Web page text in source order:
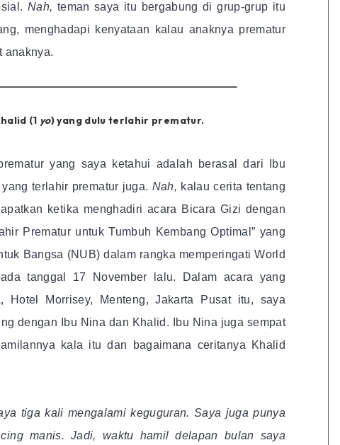
Nah, teman saya itu bergabung di grup-grup itu
menghadapi kenyataan kalau anaknya prematur
anaknya.
(1 yo) yang dulu terlahir prematur.
yang saya ketahui adalah berasal dari Ibu
yang terlahir prematur juga. Nah, kalau cerita tentang
ketika menghadiri acara Bicara Gizi dengan
Prematur untuk Tumbuh Kembang Optimal” yang
Bangsa (NUB) dalam rangka memperingati World
tanggal 17 November lalu. Dalam acara yang
Hotel Morrisey, Menteng, Jakarta Pusat itu, saya
dengan Ibu Nina dan Khalid. Ibu Nina juga sempat
kala itu dan bagaimana ceritanya Khalid
tiga kali mengalami keguguran. Saya juga punya
manis. Jadi, waktu hamil delapan bulan saya